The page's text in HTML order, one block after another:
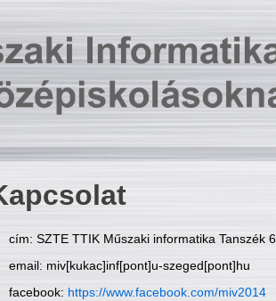
cím: SZTE TTIK Műszaki informatika Tanszék
email: miv[kukac]inf[pont]u-szeged[pont]hu
facebook: https://www.facebook.com/miv2014